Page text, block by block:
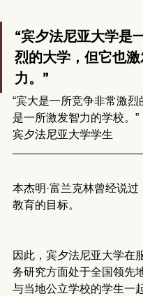
“宾夕法尼亚大学是
烈的大学，但它也
力。”
“宾大是一所竞争非常激
是一所激发智力的学校。”
宾夕法尼亚大学学生
本杰明·富兰克林曾经说过
教育的目标。
因此，宾夕法尼亚大学在
务研究方面处于全国领先
与当地公立学校的学生一